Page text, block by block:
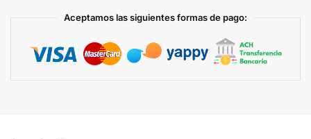
Aceptamos las siguientes formas de pago: